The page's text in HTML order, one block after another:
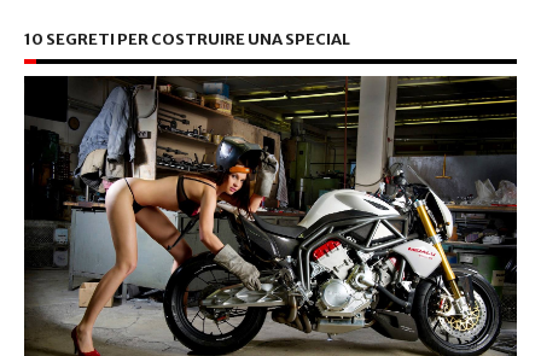
10 SEGRETI PER COSTRUIRE UNA SPECIAL